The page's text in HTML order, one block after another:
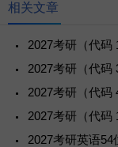
相关文章
2027考研英语